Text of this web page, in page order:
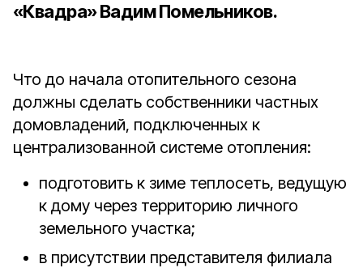
«Квадра» Вадим Помельников.
Что до начала отопительного сезона
должны сделать собственники частных
домовладений, подключенных к
централизованной системе отопления:
подготовить к зиме теплосеть, ведущую
к дому через территорию личного
земельного участка;
в присутствии представителя филиала